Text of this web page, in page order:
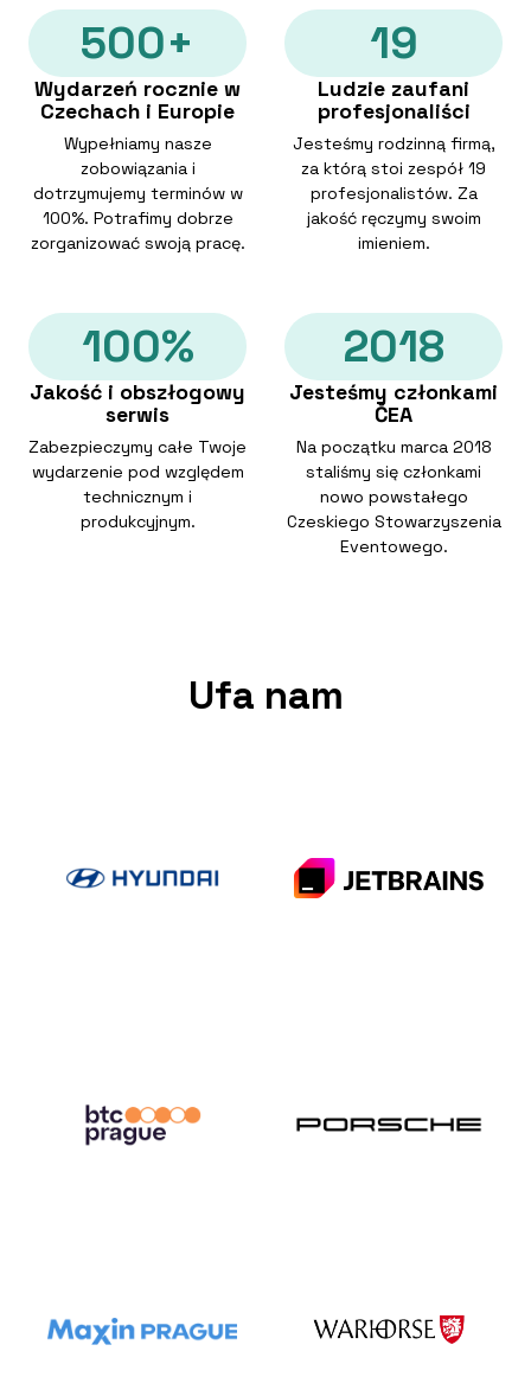
500+
Wydarzeń rocznie w
Czechach i Europie
Wypełniamy nasze
zobowiązania i
dotrzymujemy terminów w
100%. Potrafimy dobrze
zorganizować swoją pracę.
19
Ludzie zaufani
profesjonaliści
Jesteśmy rodzinną firmą,
za którą stoi zespół 19
profesjonalistów. Za
jakość ręczymy swoim
imieniem.
100%
Jakość i obszłogowy
serwis
Zabezpieczymy całe Twoje
wydarzenie pod względem
technicznym i
produkcyjnym.
2018
Jesteśmy członkami
ČEA
Na początku marca 2018
staliśmy się członkami
nowo powstałego
Czeskiego Stowarzyszenia
Eventowego.
Ufa nam